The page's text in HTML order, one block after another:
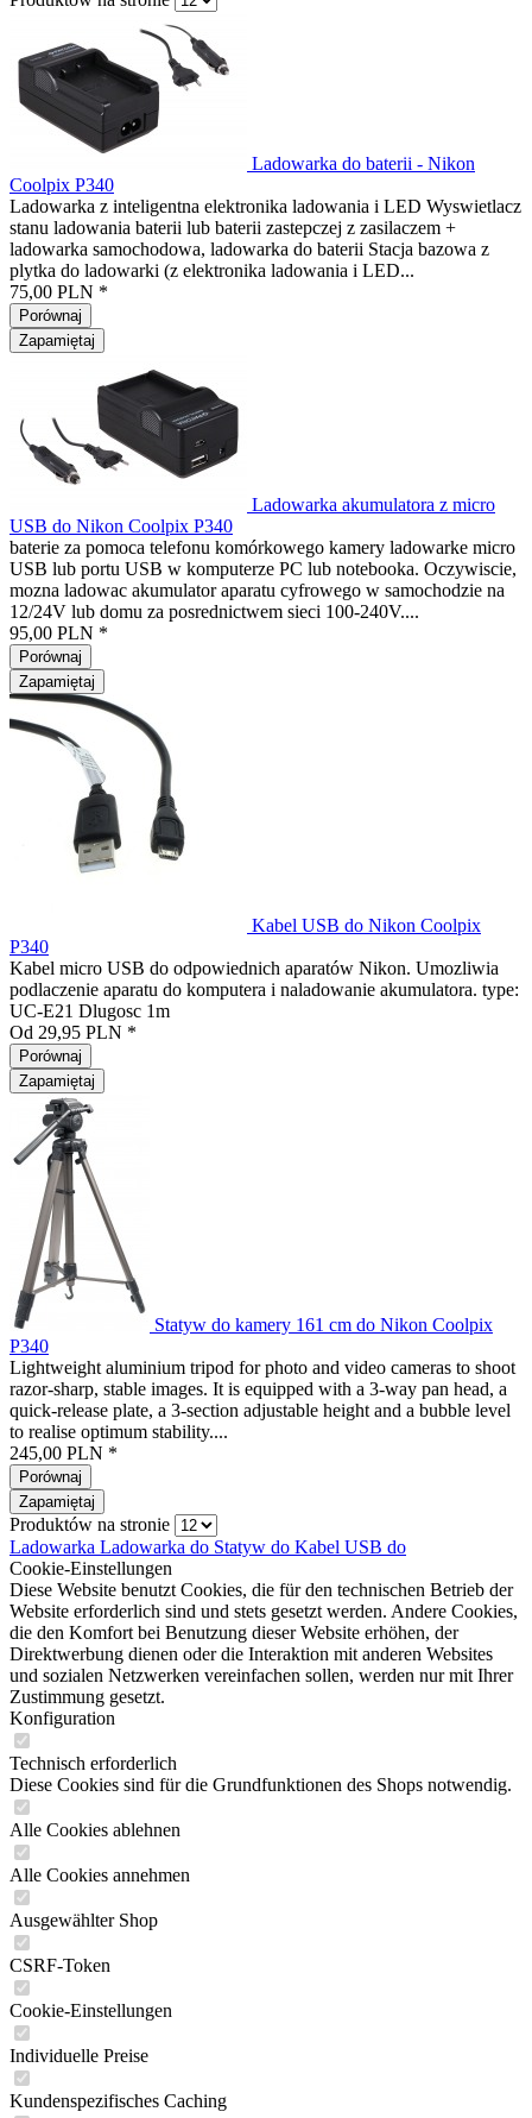
Ladowarka do baterii - Nikon
Coolpix P340
Ladowarka z inteligentna elektronika ladowania i LED Wyswietlacz
stanu ladowania baterii lub baterii zastepczej z zasilaczem +
ladowarka samochodowa, ladowarka do baterii Stacja bazowa z
plytka do ladowarki (z elektronika ladowania i LED...
75,00 PLN *
Porównaj
Zapamiętaj
Ladowarka akumulatora z micro
USB do Nikon Coolpix P340
baterie za pomoca telefonu komórkowego kamery ladowarke micro
USB lub portu USB w komputerze PC lub notebooka. Oczywiscie,
mozna ladowac akumulator aparatu cyfrowego w samochodzie na
12/24V lub domu za posrednictwem sieci 100-240V....
95,00 PLN *
Porównaj
Zapamiętaj
Kabel USB do Nikon Coolpix
P340
Kabel micro USB do odpowiednich aparatów Nikon. Umozliwia
podlaczenie aparatu do komputera i naladowanie akumulatora. type:
UC-E21 Dlugosc 1m
Od 29,95 PLN *
Porównaj
Zapamiętaj
Statyw do kamery 161 cm do Nikon Coolpix
P340
Lightweight aluminium tripod for photo and video cameras to shoot
razor-sharp, stable images. It is equipped with a 3-way pan head, a
quick-release plate, a 3-section adjustable height and a bubble level
to realise optimum stability....
245,00 PLN *
Porównaj
Zapamiętaj
Produktów na stronie
Ladowarka Ladowarka do Statyw do Kabel USB do
Cookie-Einstellungen
Diese Website benutzt Cookies, die für den technischen Betrieb der
Website erforderlich sind und stets gesetzt werden. Andere Cookies,
die den Komfort bei Benutzung dieser Website erhöhen, der
Direktwerbung dienen oder die Interaktion mit anderen Websites
und sozialen Netzwerken vereinfachen sollen, werden nur mit Ihrer
Zustimmung gesetzt.
Konfiguration
Technisch erforderlich
Diese Cookies sind für die Grundfunktionen des Shops notwendig.
Alle Cookies ablehnen
Alle Cookies annehmen
Ausgewählter Shop
CSRF-Token
Cookie-Einstellungen
Individuelle Preise
Kundenspezifisches Caching